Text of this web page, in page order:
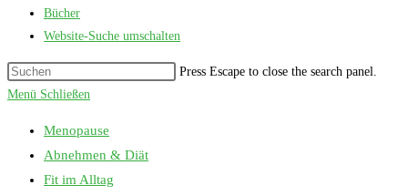
Bücher
Website-Suche umschalten
Press Escape to close the search panel.
Menü Schließen
Menopause
Abnehmen & Diät
Fit im Alltag